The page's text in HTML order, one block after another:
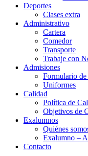
Deportes
Clases extra
Administrativo
Cartera
Comedor
Transporte
Trabaje con
Admisiones
Formulario
Uniformes
Calidad
Política de
Objetivos de
Exalumnos
Quiénes
Exalumno –
Contacto